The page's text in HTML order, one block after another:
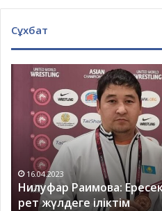
Сұхбат
Бекасыл
Амангелді
Сейітханның
ұлы:
Әкем
өзгелерді
қайраумен
өтті
13.03.2023
Бекасыл Сейітхан,
Әкем өзгелерді